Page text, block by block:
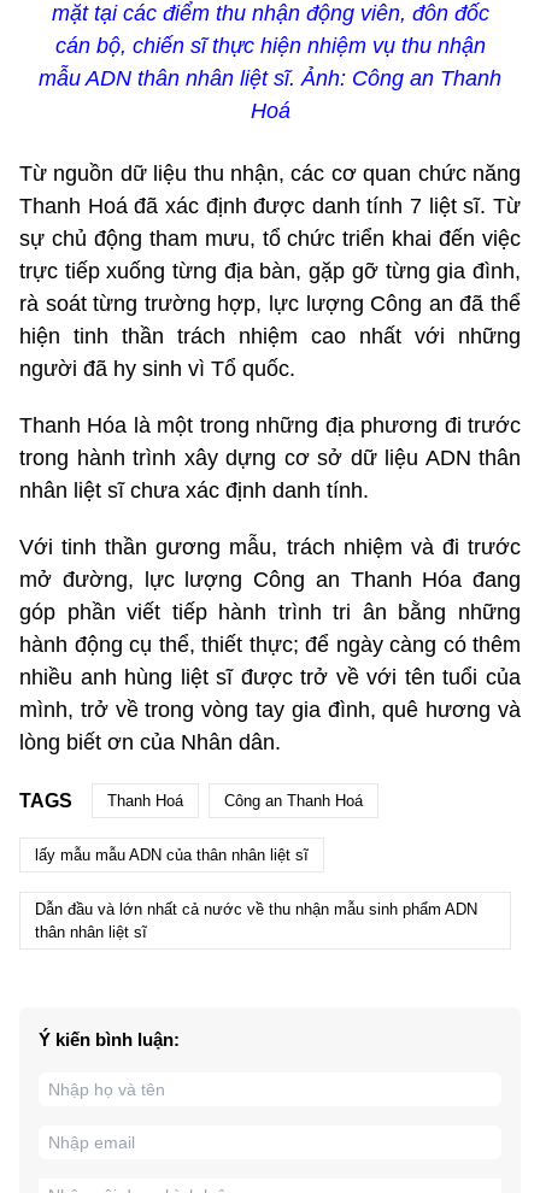
mặt tại các điểm thu nhận động viên, đôn đốc
cán bộ, chiến sĩ thực hiện nhiệm vụ thu nhận
mẫu ADN thân nhân liệt sĩ. Ảnh: Công an Thanh
Hoá
Từ nguồn dữ liệu thu nhận, các cơ quan chức năng
Thanh Hoá đã xác định được danh tính 7 liệt sĩ. Từ
sự chủ động tham mưu, tổ chức triển khai đến việc
trực tiếp xuống từng địa bàn, gặp gỡ từng gia đình,
rà soát từng trường hợp, lực lượng Công an đã thể
hiện tinh thần trách nhiệm cao nhất với những
người đã hy sinh vì Tổ quốc.
Thanh Hóa là một trong những địa phương đi trước
trong hành trình xây dựng cơ sở dữ liệu ADN thân
nhân liệt sĩ chưa xác định danh tính.
Với tinh thần gương mẫu, trách nhiệm và đi trước
mở đường, lực lượng Công an Thanh Hóa đang
góp phần viết tiếp hành trình tri ân bằng những
hành động cụ thể, thiết thực; để ngày càng có thêm
nhiều anh hùng liệt sĩ được trở về với tên tuổi của
mình, trở về trong vòng tay gia đình, quê hương và
lòng biết ơn của Nhân dân.
TAGS Thanh Hoá Công an Thanh Hoá
lấy mẫu mẫu ADN của thân nhân liệt sĩ
Dẫn đầu và lớn nhất cả nước về thu nhận mẫu sinh phẩm ADN
thân nhân liệt sĩ
Ý kiến bình luận: